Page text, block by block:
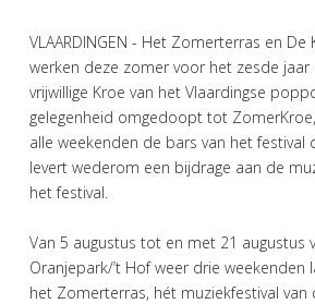
VLAARDINGEN - Het Zomerterras en
werken deze zomer voor het zesde jaar
vrijwillige Kroe van het Vlaardingse
gelegenheid omgedoopt tot
alle weekenden de bars van het festival
levert wederom een bijdrage aan de
het festival.
Van 5 augustus tot en met 21 augustus
Oranjepark/’t Hof weer drie weekenden
het Zomerterras, hét muziekfestival van